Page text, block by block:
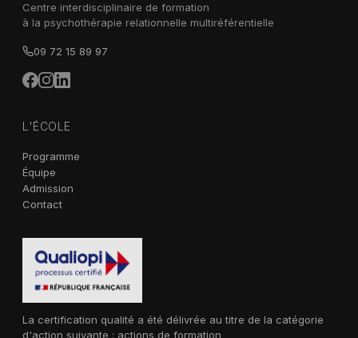
Centre interdisciplinaire de formation
à la psychothérapie relationnelle multiréférentielle
09 72 15 89 97
L'ÉCOLE
Programme
Équipe
Admission
Contact
La certification qualité a été délivrée au titre de la catégorie
d'action suivante : actions de formation